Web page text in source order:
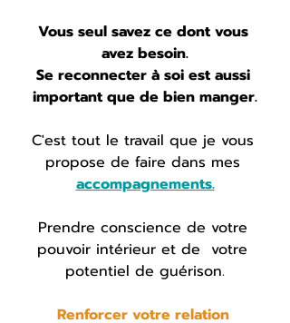
Vous seul savez ce dont vous
avez besoin.
Se reconnecter à soi est aussi
important que de bien manger.
C'est tout le travail que je vous
propose de faire dans mes
accompagnements.
Prendre conscience de votre
pouvoir intérieur et de  votre
potentiel de guérison.
Renforcer votre relation